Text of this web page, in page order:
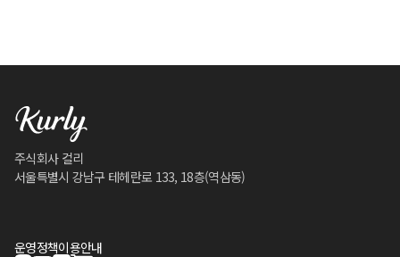
주식회사 컬리
서울특별시 강남구 테헤란로 133, 18층(역삼동)
운영정책이용안내